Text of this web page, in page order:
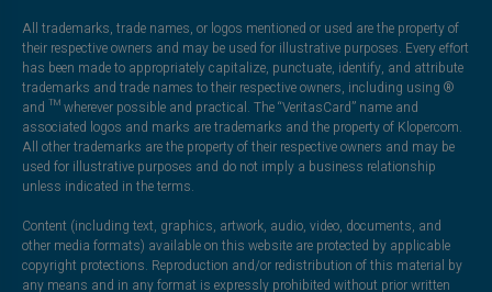
All trademarks, trade names, or logos mentioned or used are the property of
their respective owners and may be used for illustrative purposes. Every effort
has been made to appropriately capitalize, punctuate, identify, and attribute
trademarks and trade names to their respective owners, including using ®
and ™ wherever possible and practical. The “VeritasCard” name and
associated logos and marks are trademarks and the property of Klopercom.
All other trademarks are the property of their respective owners and may be
used for illustrative purposes and do not imply a business relationship
unless indicated in the terms.
Content (including text, graphics, artwork, audio, video, documents, and
other media formats) available on this website are protected by applicable
copyright protections. Reproduction and/or redistribution of this material by
any means and in any format is expressly prohibited without prior written